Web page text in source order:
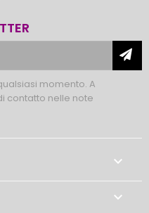
momento. A
contatto nelle note

